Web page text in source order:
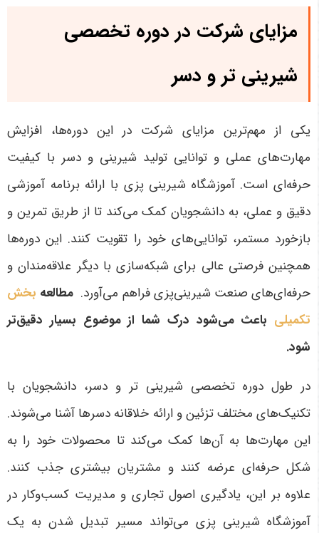
مزایای شرکت در دوره تخصصی
شیرینی تر و دسر
یکی از مهم‌ترین مزایای شرکت در این دوره‌ها، افزایش
مهارت‌های عملی و توانایی تولید شیرینی و دسر با کیفیت
حرفه‌ای است. آموزشگاه شیرینی پزی با ارائه برنامه آموزشی
دقیق و عملی، به دانشجویان کمک می‌کند تا از طریق تمرین و
بازخورد مستمر، توانایی‌های خود را تقویت کنند. این دوره‌ها
همچنین فرصتی عالی برای شبکه‌سازی با دیگر علاقه‌مندان و
حرفه‌ای‌های صنعت شیرینی‌پزی فراهم می‌آورد. مطالعه بخش
تکمیلی باعث می‌شود درک شما از موضوع بسیار دقیق‌تر
شود.
در طول دوره تخصصی شیرینی تر و دسر، دانشجویان با
تکنیک‌های مختلف تزئین و ارائه خلاقانه دسرها آشنا می‌شوند.
این مهارت‌ها به آن‌ها کمک می‌کند تا محصولات خود را به
شکل حرفه‌ای عرضه کنند و مشتریان بیشتری جذب کنند.
علاوه بر این، یادگیری اصول تجاری و مدیریت کسب‌وکار در
آموزشگاه شیرینی پزی می‌تواند مسیر تبدیل شدن به یک